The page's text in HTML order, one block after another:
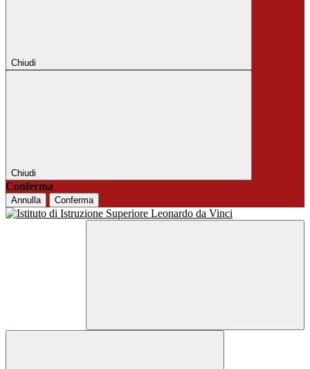
Chiudi
Chiudi
Conferma
Annulla Conferma